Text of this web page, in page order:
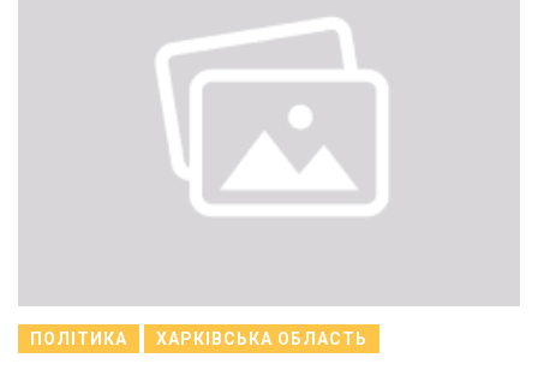
ПОЛІТИКА ХАРКІВСЬКА ОБЛАСТЬ